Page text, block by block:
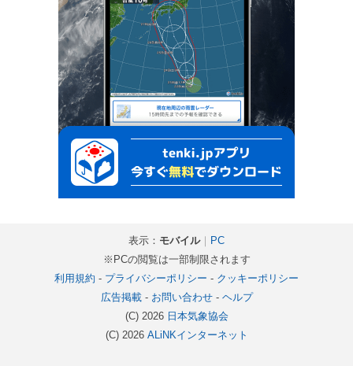
表示： モバイル｜ PC
※PCの閲覧は一部制限されます
利用規約 - プライバシーポリシー - クッキーポリシー
広告掲載- お問い合わせ- ヘルプ
(C) 2026 日本気象協会
(C) 2026 ALiNKインターネット